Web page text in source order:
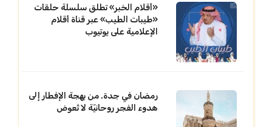
«أقلام الخبر» تطلق سلسلة حلقات
«طيبات الطيب» عبر قناة أقلام
الإعلامية على يوتيوب
رمضان في جدة. من بهجة الإفطار إلى
هدوء الفجر روحانيّة لا تُعوض